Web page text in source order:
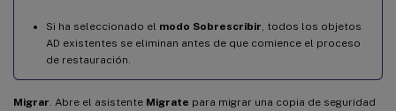
Si ha seleccionado el modo Sobrescribir , todos los objetos
AD existentes se eliminan antes de que comience el proceso
de restauración.
Migrar . Abre el asistente Migrate para migrar una copia de seguridad